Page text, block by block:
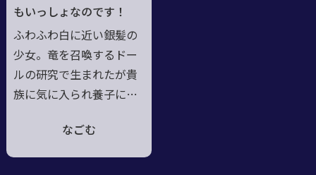
もいっしょなのです！
ふわふわ白に近い銀髪の
少女。竜を召喚するドー
ルの研究で生まれたが貴
族に気に入られ養子に。
るが、蝶よ花よと育てら
なごむ